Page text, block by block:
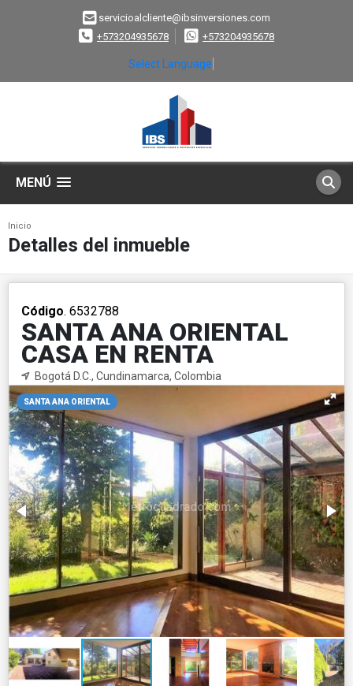
servicioalcliente@ibsinversiones.com
+573204935678
+573204935678
Select Language
MENÚ
Inicio
Detalles del inmueble
Código. 6532788
SANTA ANA ORIENTAL
CASA EN RENTA
Bogotá D.C., Cundinamarca, Colombia
SANTA ANA ORIENTAL